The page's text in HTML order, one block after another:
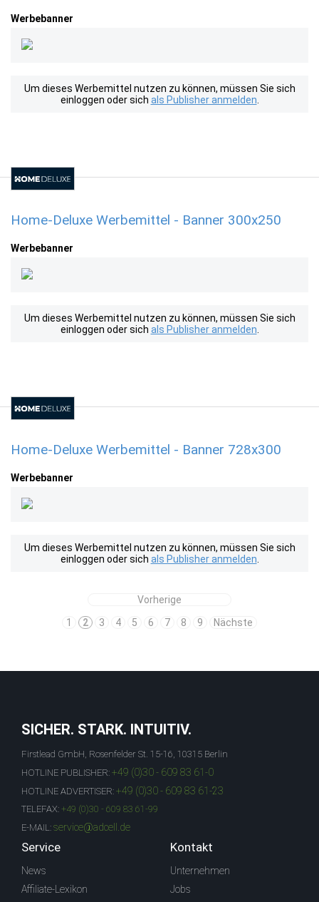
Werbebanner
Um dieses Werbemittel nutzen zu können, müssen Sie sich
einloggen oder sich als Publisher anmelden
Home-Deluxe Werbemittel - Banner 300x250
Werbebanner
Um dieses Werbemittel nutzen zu können, müssen Sie sich
einloggen oder sich als Publisher anmelden
Home-Deluxe Werbemittel - Banner 728x300
Werbebanner
Um dieses Werbemittel nutzen zu können, müssen Sie sich
einloggen oder sich als Publisher anmelden
Vorherige
1
2 3 4 5 6 7 8 9 Nächste
SICHER. STARK. INTUITIV.
Firstlead GmbH, Rosenfelder St. 15-16, 10315 Berlin
HOTLINE PUBLISHER: +49 (0)30 - 609 83 61-0
HOTLINE ADVERTISER: +49 (0)30 - 609 83 61-23
TELEFAX: +49 (0)30 - 609 83 61-99
E-MAIL: service@adcell.de
Service
News
Affiliate-Lexikon
Kontakt
Unternehmen
Jobs